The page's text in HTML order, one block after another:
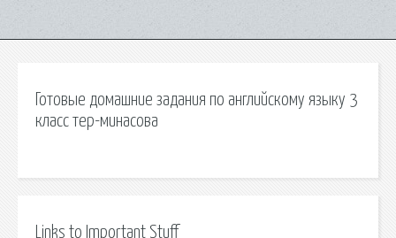
Готовые домашние задания по английскому языку 3
класс тер-минасова
Links to Important Stuff